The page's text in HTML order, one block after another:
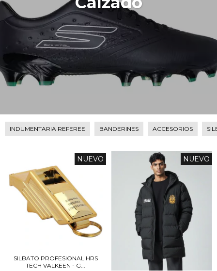
INDUMENTARIA REFEREE BANDERINES ACCESORIOS
NUEVO
SILBATO PROFESIONAL HRS
TECH VALKEEN - G...
NUEVO